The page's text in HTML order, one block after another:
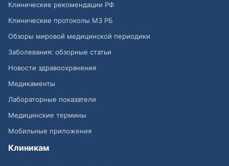
Клинические рекомендации РФ
Клинические протоколы МЗ РБ
Обзоры мировой медицинской периодики
Заболевания: обзорные статьи
Новости здравоохранения
Медикаменты
Лабораторные показатели
Медицинские термины
Мобильные приложения
Клиникам